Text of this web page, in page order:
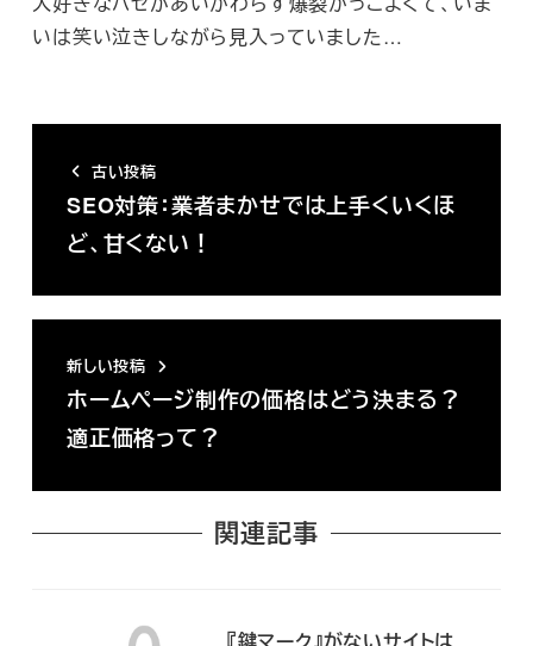
いは笑い泣きしながら見入っていました…
古い投稿
SEO対策：業者まかせでは上手くいくほ
ど、甘くない！
新しい投稿
ホームページ制作の価格はどう決まる？
適正価格って？
関連記事
『鍵マーク』がないサイトは